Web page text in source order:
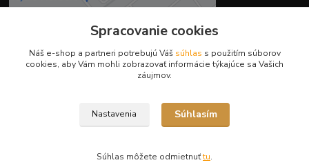
Kontakty
Ing. Miriam Botíková
Spracovanie cookies
Náš e-shop a partneri potrebujú Váš súhlas s použitím súborov
cookies, aby Vám mohli zobrazovať informácie týkajúce sa Vašich
záujmov.
Nastavenia Súhlasím
Súhlas môžete odmietnuťtu.